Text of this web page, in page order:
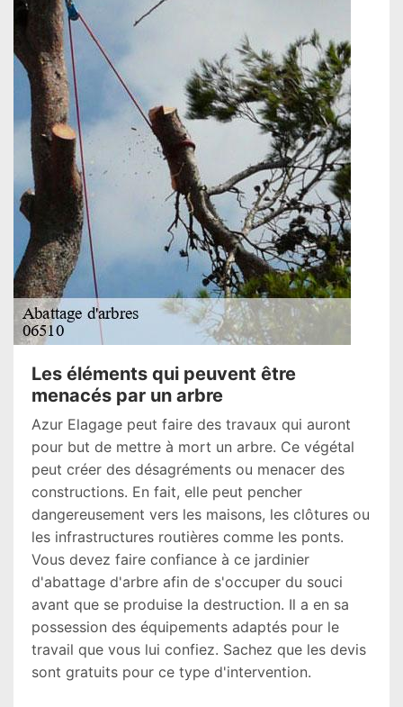
Les éléments qui peuvent être
menacés par un arbre
Azur Elagage peut faire des travaux qui auront
pour but de mettre à mort un arbre. Ce végétal
peut créer des désagréments ou menacer des
constructions. En fait, elle peut pencher
dangereusement vers les maisons, les clôtures ou
les infrastructures routières comme les ponts.
Vous devez faire confiance à ce jardinier
d'abattage d'arbre afin de s'occuper du souci
avant que se produise la destruction. Il a en sa
possession des équipements adaptés pour le
travail que vous lui confiez. Sachez que les devis
sont gratuits pour ce type d'intervention.